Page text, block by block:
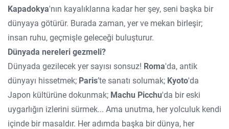
Kapadokya'nın kayalıklarına kadar her şey, seni başka bir
dünyaya götürür. Burada zaman, yer ve mekan birleşir;
insan ruhu, geçmişle geleceği buluşturur.
Dünyada nereleri gezmeli?
Dünyada gezilecek yer sayısı sonsuz! Roma'da, antik
dünyayı hissetmek; Paris’te sanatı solumak; Kyoto'da
Japon kültürüne dokunmak; Machu Picchu'da bir eski
uygarlığın izlerini sürmek... Ama unutma, her yolculuk kendi
içinde bir masaldır. Her adımda başka bir dünya, her